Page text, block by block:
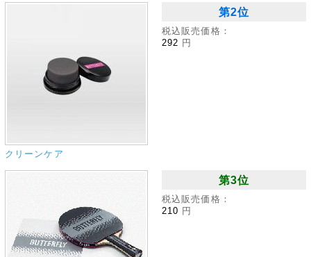
第2位
税込販売価格：
292 円
クリーンケア
第3位
税込販売価格：
210 円